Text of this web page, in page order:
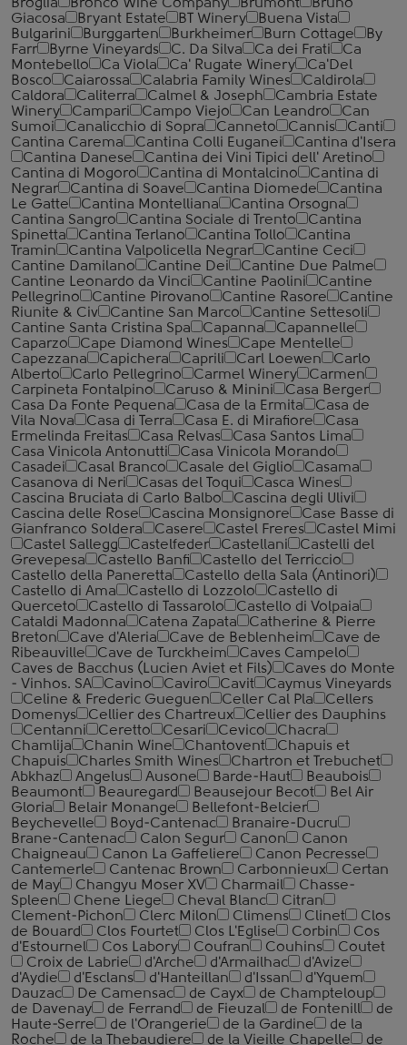
Broglia
Bronco Wine Company Brumont
Bruno
Giacosa
Bryant Estate BT Winery
Buena Vista
Bulgarini
Burggarten Burkheimer Burn Cottage
By
Farr
Byrne Vineyards C. Da Silva Ca dei Frati
Ca
Montebello
Ca Viola Ca' Rugate Winery
Ca'Del
Bosco
Caiarossa Calabria Family Wines
Caldirola
Caldora
Caliterra Calmel & Joseph
Cambria Estate
Winery
Campari Campo Viejo Can Leandro
Can
Sumoi
Canalicchio di Sopra Canneto Cannis
Canti
Cantina Carema
Cantina Colli Euganei
Cantina d'Isera
Cantina Danese
Cantina dei Vini Tipici dell' Aretino
Cantina di Mogoro
Cantina di Montalcino
Cantina di
Negrar
Cantina di Soave Cantina Diomede
Cantina
Le Gatte
Cantina Montelliana
Cantina Orsogna
Cantina Sangro
Cantina Sociale di Trento
Cantina
Spinetta
Cantina Terlano Cantina Tollo
Cantina
Tramin
Cantina Valpolicella Negrar
Cantine Ceci
Cantine Damilano
Cantine Dei
Cantine Due Palme
Cantine Leonardo da Vinci
Cantine Paolini
Cantine
Pellegrino
Cantine Pirovano Cantine Rasore
Cantine
Riunite & Civ
Cantine San Marco
Cantine Settesoli
Cantinе Santa Cristina Spa
Capanna
Capannelle
Caparzo
Cape Diamond Wines
Cape Mentelle
Capezzana
Capichera Caprili Carl Loewen
Carlo
Alberto
Carlo Pellegrino Carmel Winery
Carmen
Carpineta Fontalpino
Caruso & Minini
Casa Berger
Casa Da Fonte Pequena
Casa de la Ermita
Casa de
Vila Nova
Casa di Terra Casa E. di Mirafiore
Casa
Ermelinda Freitas
Casa Relvas
Casa Santos Lima
Casa Vinicola Antonutti
Casa Vinicola Morando
Casadei
Casal Branco Casale del Giglio
Casama
Casanova di Neri
Casas del Toqui
Casca Wines
Cascina Bruciata di Carlo Balbo
Cascina degli Ulivi
Cascina delle Rose
Cascina Monsignore
Case Basse di
Gianfranco Soldera
Casere Castel Freres
Castel Mimi
Castel Sallegg
Castelfeder Castellani
Castelli del
Grevepesa
Castello Banfi
Castello del Terriccio
Castello della Paneretta
Castello della Sala (Antinori)
Castello di Ama
Castello di Lozzolo
Castello di
Querceto
Castello di Tassarolo
Castello di Volpaia
Cataldi Madonna
Catena Zapata
Catherine & Pierre
Breton
Cave d'Aleria Cave de Beblenheim
Cave de
Ribeauville
Cave de Turckheim
Caves Campelo
Caves de Bacchus (Lucien Aviet et Fils)
Caves do Monte
- Vinhos. SA
Cavino Caviro Cavit
Caymus Vineyards
Celine & Frederic Gueguen
Celler Cal Pla
Cellers
Domenys
Cellier des Chartreux
Cellier des Dauphins
Centanni
Ceretto Cesari Cevico
Chacra
Chamlija
Chanin Wine Chantovent
Chapuis et
Chapuis
Charles Smith Wines
Chartron et Trebuchet
Abkhaz
Angelus Ausone Barde-Haut
Beaubois
Beaumont
Beauregard Beausejour Becot
Bel Air
Gloria
Belair Monange
Bellefont-Belcier
Beychevelle
Boyd-Cantenac
Branaire-Ducru
Brane-Cantenac
Calon Segur Canon
Canon
Chaigneau
Canon La Gaffeliere
Canon Pecresse
Cantemerle
Cantenac Brown Carbonnieux
Certan
de May
Changyu Moser XV Charmail
Chasse-
Spleen
Chene Liege Cheval Blanc
Citran
Clement-Pichon
Clerc Milon Climens Clinet
Clos
de Bouard
Clos Fourtet Clos L'Eglise Corbin
Cos
d'Estournel
Cos Labory Coufran Couhins
Coutet
Croix de Labrie
d'Arche d'Armailhac
d'Avize
d'Aydie
d'Esclans d'Hanteillan d'Issan
d'Yquem
Dauzac
De Camensac de Cayx
de Champteloup
de Davenay
de Ferrand de Fieuzal de Fontenill
de
Haute-Serre
de l'Orangerie de la Gardine
de la
Roche
de la Thebaudiere de la Vieille Chapelle de